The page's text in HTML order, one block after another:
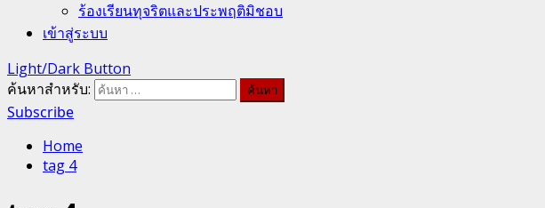
ร้องเรียนทุจริตและประพฤติมิชอบ
เข้าสู่ระบบ
Light/Dark Button
ค้นหาสำหรับ:
Subscribe
Home
tag 4